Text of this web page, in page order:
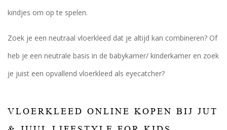
kindjes om op te spelen.
Zoek je een neutraal vloerkleed dat je altijd kan combineren? Of
heb je een neutrale basis in de babykamer/ kinderkamer en zoek
je juist een opvallend vloerkleed als eyecatcher?
VLOERKLEED ONLINE KOPEN BIJ JUT